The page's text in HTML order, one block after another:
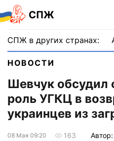
СПЖ
СПЖ в других странах:
НОВОСТИ
Шевчук обсудил
роль УГКЦ в
украинцев из
08 Мая 09:20 163 Автор: